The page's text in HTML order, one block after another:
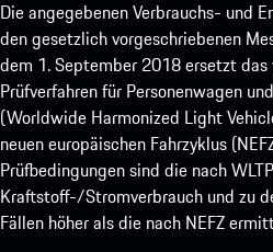
Die angegebenen Verbrauchs- und
den gesetzlich vorgeschriebenen
dem 1. September 2018 ersetzt
Prüfverfahren für Personenwagen
(Worldwide Harmonized Light
neuen europäischen Fahrzyklus
Prüfbedingungen sind die nach
Kraftstoff-/Stromverbrauch und zu
Fällen höher als die nach NEFZ